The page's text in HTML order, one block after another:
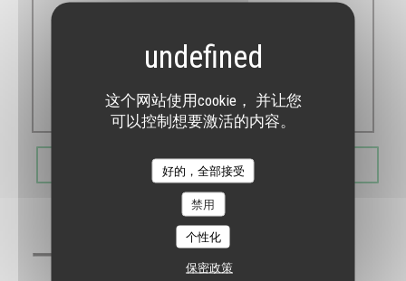
这个网站使用cookie， 并让您
可以控制想要激活的内容。
好的，全部接受
禁用
个性化
保密政策
星 -星
10:30 - 00:00
预订餐位
一般信息